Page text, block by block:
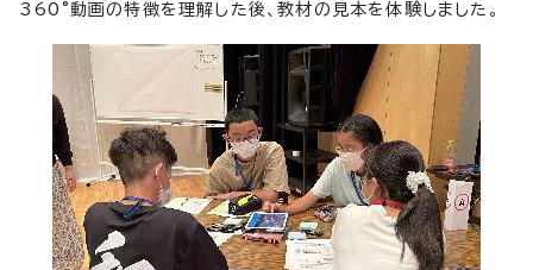
360°動画の特徴を理解した後、教材の見本を体験しました。